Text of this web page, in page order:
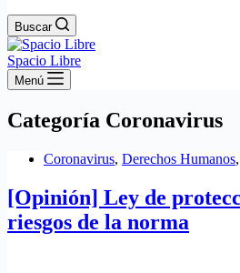
Buscar
Spacio Libre
Menú
Categoría Coronavirus
Coronavirus, Derechos Humanos,
[Opinión] Ley de
riesgos de la norma